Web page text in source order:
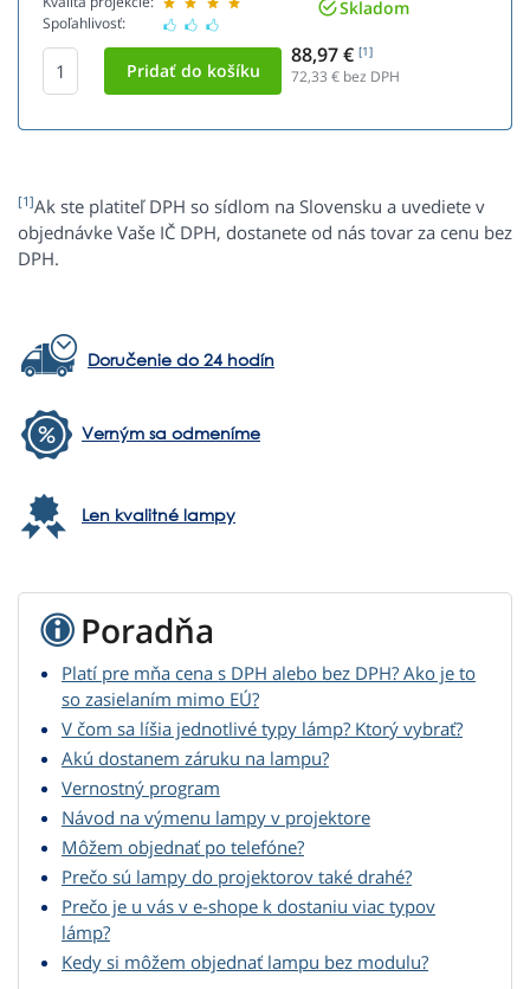
Spoľahlivosť:
Skladom
88,97 € [1]
72,33 € bez DPH
[1]Ak ste platiteľ DPH so sídlom na Slovensku a uvediete v
objednávke Vaše IČ DPH, dostanete od nás tovar za cenu bez
DPH.
Doručenie do 24 hodín
Verným sa odmeníme
Len kvalitné lampy
Poradňa
Platí pre mňa cena s DPH alebo bez DPH? Ako je to
so zasielaním mimo EÚ?
V čom sa líšia jednotlivé typy lámp? Ktorý vybrať?
Akú dostanem záruku na lampu?
Vernostný program
Návod na výmenu lampy v projektore
Môžem objednať po telefóne?
Prečo sú lampy do projektorov také drahé?
Prečo je u vás v e-shope k dostaniu viac typov
lámp?
Kedy si môžem objednať lampu bez modulu?